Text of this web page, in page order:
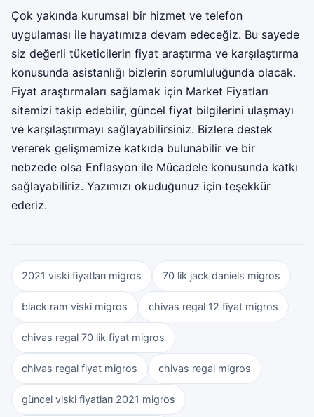
Çok yakında kurumsal bir hizmet ve telefon
uygulaması ile hayatımıza devam edeceğiz. Bu sayede
siz değerli tüketicilerin fiyat araştırma ve karşılaştırma
konusunda asistanlığı bizlerin sorumluluğunda olacak.
Fiyat araştırmaları sağlamak için Market Fiyatları
sitemizi takip edebilir, güncel fiyat bilgilerini ulaşmayı
ve karşılaştırmayı sağlayabilirsiniz. Bizlere destek
vererek gelişmemize katkıda bulunabilir ve bir
nebzede olsa Enflasyon ile Mücadele konusunda katkı
sağlayabiliriz. Yazımızı okuduğunuz için teşekkür
ederiz.
2021 viski fiyatları migros 70 lik jack daniels migros
black ram viski migros chivas regal 12 fiyat migros
chivas regal 70 lik fiyat migros
chivas regal fiyat migros chivas regal migros
güncel viski fiyatları 2021 migros